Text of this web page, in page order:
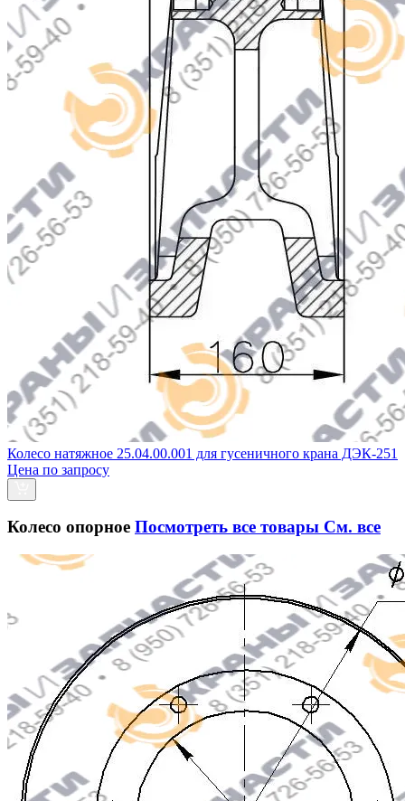
Колесо натяжное 25.04.00.001 для гусеничного крана ДЭК-251
Цена по запросу
Колесо опорное Посмотреть все товары См. все